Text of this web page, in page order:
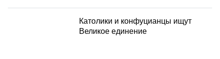
Католики и конфуцианцы ищут
Великое единение